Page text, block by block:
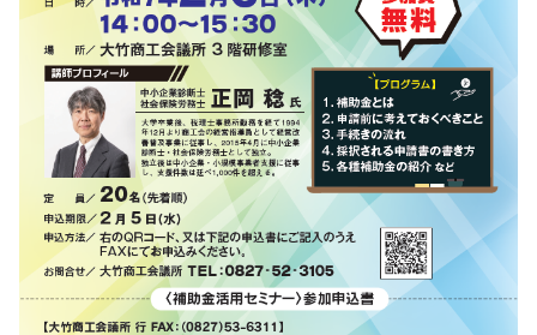
お問い合わせ
☎0827-52-3105
受付時間／平日8:30〜17:15
otakecci@orange.ocn.ne.jp
〒739-0612 広島県大竹市油見3-18-11
TEL:0827-52-
3105FAX:0827-53-6311